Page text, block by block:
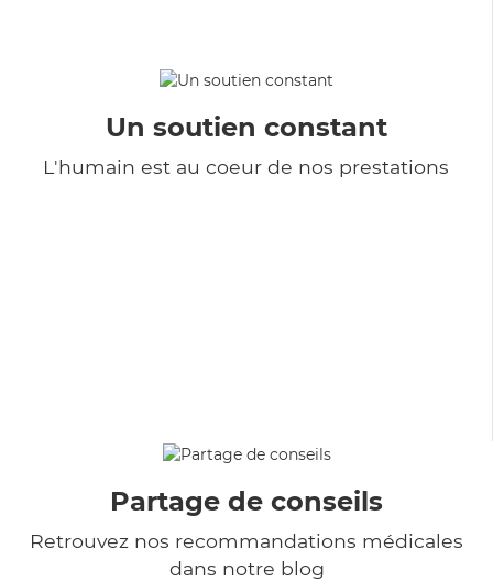
Un soutien constant
L'humain est au coeur de nos prestations
Partage de conseils
Retrouvez nos recommandations médicales
dans notre blog